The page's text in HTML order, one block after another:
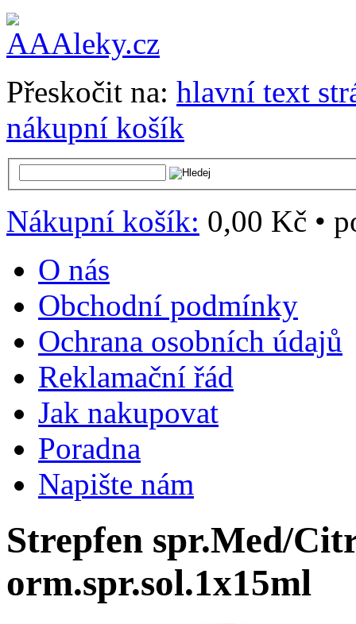
Přeskočit na: hlavní text
nákupní košík
Nákupní košík: 0,00 Kč •
O nás
Obchodní podmínky
Ochrana osobních údajů
Reklamační řád
Jak nakupovat
Poradna
Napište nám
Strepfen spr.Med/
orm.spr.sol.1x15ml